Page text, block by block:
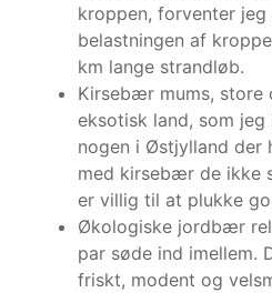
kroppen, forventer
belastningen af
km lange strandløb.
Kirsebær mums, store
eksotisk land, som
nogen i Østjylland der
med kirsebær de ikke
er villig til at plukke
Økologiske jordbær
par søde ind imellem.
friskt, modent og